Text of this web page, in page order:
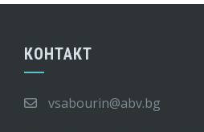
КОНТАКТ
vsabourin@abv.bg